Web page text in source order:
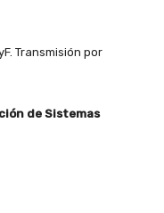
Transmisión por
de Sistemas